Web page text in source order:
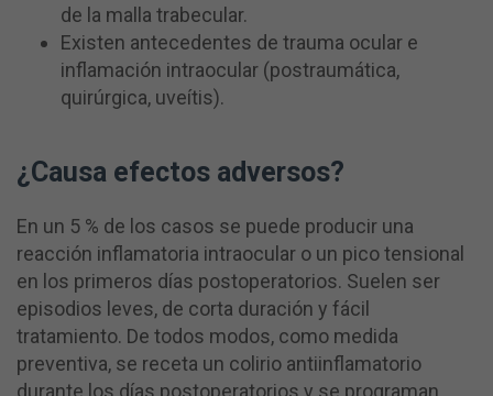
de la malla trabecular.
Existen antecedentes de trauma ocular e
inflamación intraocular (postraumática,
quirúrgica, uveítis).
¿Causa efectos adversos?
En un 5 % de los casos se puede producir una
reacción inflamatoria intraocular o un pico tensional
en los primeros días postoperatorios. Suelen ser
episodios leves, de corta duración y fácil
tratamiento. De todos modos, como medida
preventiva, se receta un colirio antiinflamatorio
durante los días postoperatorios y se programan